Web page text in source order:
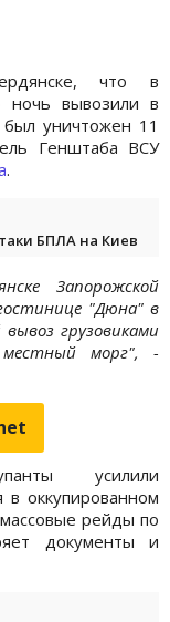
что в
ночь вывозили в
уничтожен 11
Генштаба ВСУ
.
БПЛА на Киев
Запорожской
"Дюна" в
грузовиками
местный морг", -
усилили
в оккупированном
рейды по
документы и